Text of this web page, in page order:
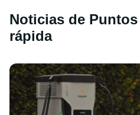
Noticias de
rápida